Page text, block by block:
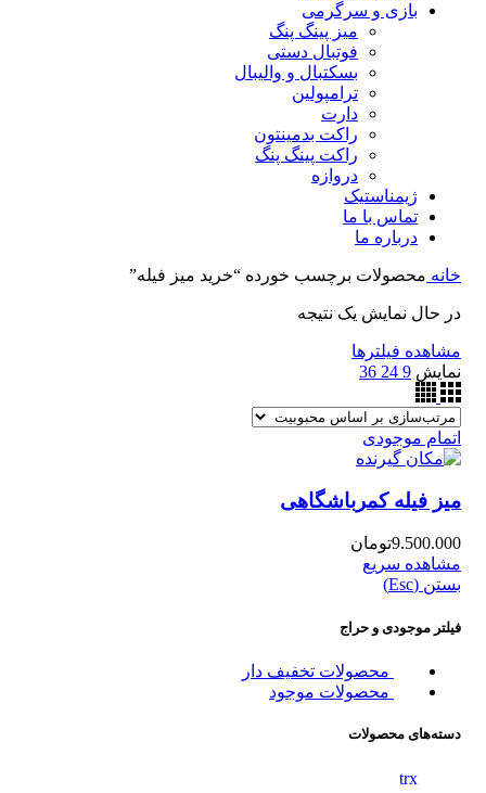
بازی و سرگرمی
میز پینگ پنگ
فوتبال دستی
بسکتبال و والیبال
ترامپولین
دارت
راکت بدمینتون
راکت پینگ پنگ
دروازه
ژیمناستیک
تماس با ما
درباره ما
بستن (Esc)
فیلتر موجودی و حراج
محصولات تخفیف دار
محصولات موجود
دسته‌های محصولات
trx
خانه محصولات برچسب خورده “خرید میز فیله”
در حال نمایش یک نتیجه
مشاهده فیلترها
نمایش 9
24
36
اتمام موجودی
میز فیله کمرباشگاهی
تومان9.500.000
مشاهده سریع